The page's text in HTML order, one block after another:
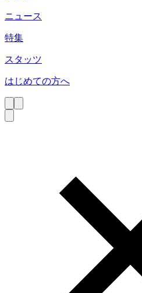
ニュース
特集
スタッツ
はじめての方へ